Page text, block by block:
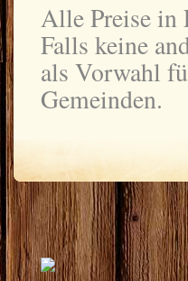
Alle Preise in
Falls keine
als Vorwahl
Gemeinden.